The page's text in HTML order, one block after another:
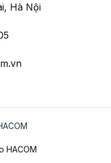
Hà Nội
HACOM